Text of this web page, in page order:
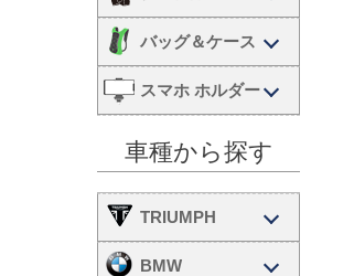
バッグ＆ケース
スマホ ホルダー
車種から探す
TRIUMPH
BMW